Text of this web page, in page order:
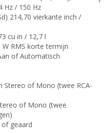
Hz / 150 Hz
214,70 vierkante inch /
cu in / 12,7 l
RMS korte termijn
of Automatisch
Stereo of Mono (twee RCA-
of Mono (twee
geaard